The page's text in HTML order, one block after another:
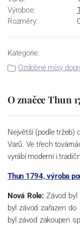
Výrobce:
Rozměry:
Kategorie:
Ozdobné mísy
O značce Thun
Největší (podle tržeb)
Varů. Ve třech
vyrábí moderní i
Thun 1794, výroba
Nová Role: Závod byl
byl závod zařazen
byl závod zakoupen